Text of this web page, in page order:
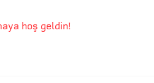
hoş geldin!